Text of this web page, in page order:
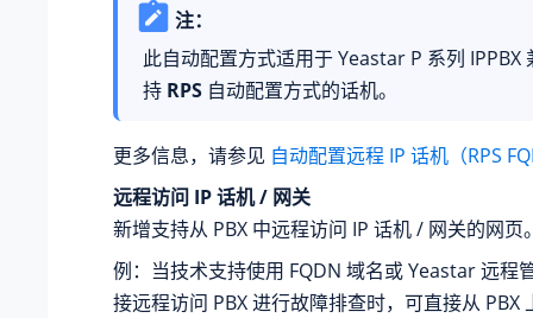
注：
此自动配置方式适用于Yeastar P 系列 IPPBX
持 RPS自动配置方式的话机。
更多信息，请参见 自动配置远程 IP 话机（RPS
远程访问 IP 话机 / 网关
新增支持从 PBX 中远程访问 IP 话机 / 网关的网页
例：当技术支持使用 FQDN 域名或 Yeastar 远程
接远程访问 PBX 进行故障排查时，可直接从 PBX